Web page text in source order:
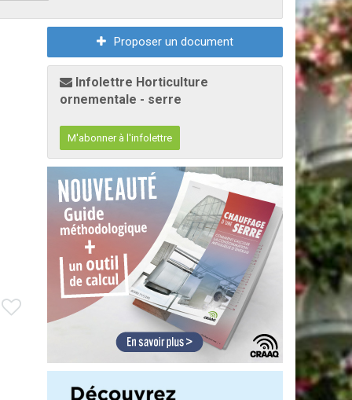
Proposer un document
Infolettre Horticulture
ornementale - serre
M'abonner à l'infolettre